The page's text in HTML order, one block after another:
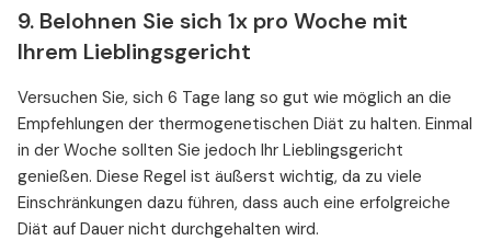
9. Belohnen Sie sich 1x pro Woche mit
Ihrem Lieblingsgericht
Versuchen Sie, sich 6 Tage lang so gut wie möglich an die
Empfehlungen der thermogenetischen Diät zu halten. Einmal
in der Woche sollten Sie jedoch Ihr Lieblingsgericht
genießen. Diese Regel ist äußerst wichtig, da zu viele
Einschränkungen dazu führen, dass auch eine erfolgreiche
Diät auf Dauer nicht durchgehalten wird.